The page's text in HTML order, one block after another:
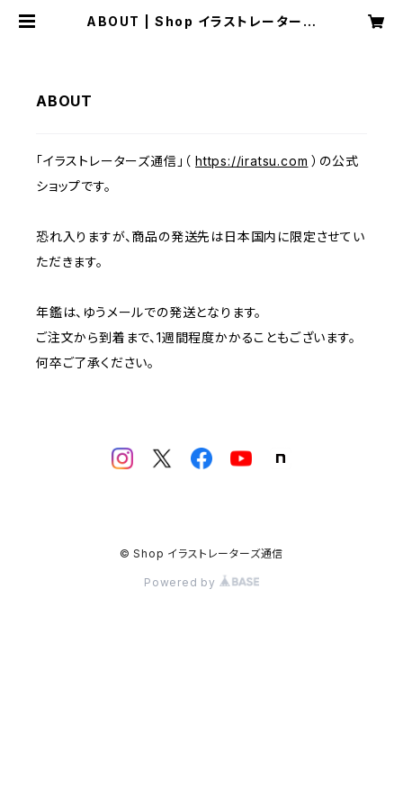
ABOUT | Shop イラストレーターズ
ABOUT
「イラストレーターズ通信」（https://iratsu.com ）の公式
ショップです。
恐れ入りますが、商品の発送先は日本国内に限定させてい
ただきます。
年鑑は、ゆうメールでの発送となります。
ご注文から到着まで、1週間程度かかることもございます。
何卒ご了承ください。
© Shop イラストレーターズ通信
Powered by